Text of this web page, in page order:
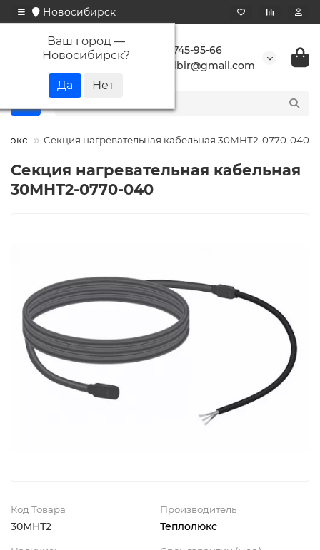
Новосибирск
Ваш город —
Новосибирск?
+7 923 745-95-66
buransibir@gmail.com
Секция нагревательная кабельная 30МНТ2-0770-040
Секция нагревательная кабельная
30МНТ2-0770-040
Код Товара
30МНТ2
Производитель
Теплолюкс